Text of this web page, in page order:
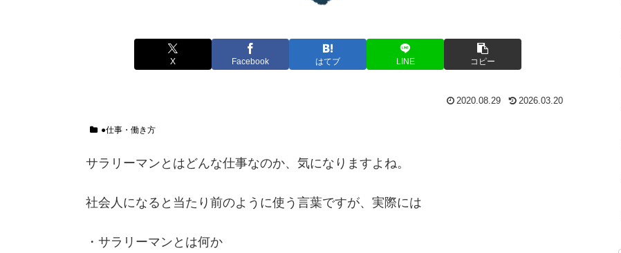
X Facebook はてブ LINE コピー
2020.08.29 2026.03.20
●仕事・働き方
サラリーマンとはどんな仕事なのか、気になりますよね。
社会人になると当たり前のように使う言葉ですが、実際には
・サラリーマンとは何か